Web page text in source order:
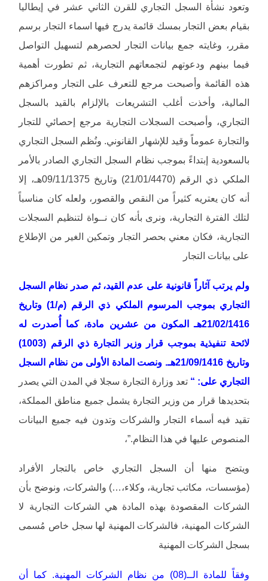
وتعود نشأة السجل التجاري للقرن الثاني عشر في إيطاليا
بقيام بعض التجار بمسك قائمة يدرج فيها اسماء التجار برسم
مقرر، وغايته جمع بيانات التجار لحصرهم لتسهيل التواصل
فيما بينهم ودعوتهم لتجمعاتهم التجارية، ثم تطورت أهمية
هذه القائمة وأصبحت مرجع للتعرف على التجار ومراكزهم
المالية، وأخذت أغلب التشريعات بالإلزام بالقيد بالسجل
التجاري، وأصبحت السجلات التجارية مرجع إحصائي للتجار
والتجارة عموماً وقيد للإشهار القانوني. ونُظم السجل التجاري
بالسعودية إبتداءً بموجب نظام السجل التجاري الصادر بالأمر
الملكي ذي الرقم (21/01/4470) وتاريخ 09/11/1375هـ، إلا
أنه كان يعتريه كثيراً من النقص والقصور، ولعله كان مناسباً
لتلك الفترة التجارية، ونرى بأنه كان نــواة لتنظيم السجلات
التجارية، فكان معني بحصر التجار وتمكين الغير من الإطلاع
على بيانات التجار
ولم يرتب آثاراً قانونية على عدم القيد، ثم صدر نظام السجل
التجاري بموجب المرسوم الملكي ذي الرقم (م/1) وتاريخ
21/02/1416هـ المكون من عشرين مادة، كما أُصدرت له
لائحة تنفيذية بموجب قرار وزير التجارة ذي الرقم (1003)
وتاريخ 21/09/1416هـ. ونصت المادة الأولى من نظام السجل
التجاري على: “ تعد وزارة التجارة سجلا في المدن التي يصدر
بتحديدها قرار من وزير التجارة يشمل جميع مناطق المملكة،
تقيد فيه أسماء التجار والشركات وتدون فيه جميع البيانات
المنصوص عليها في هذا النظام.”،
ويتضح منها أن السجل التجاري خاص بالتجار الأفراد
(مؤسسات، مكاتب تجارية، وكلاء،…) والشركات، ونوضح بأن
الشركات المقصودة بهذه المادة هي الشركات التجارية لا
الشركات المهنية، فالشركات المهنية لها سجل خاص مُسمى
بسجل الشركات المهنية
وفقاً للمادة الــ(08) من نظام الشركات المهنية. كما أن